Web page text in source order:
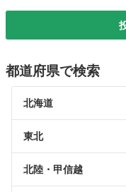
都道府県で検索
北海道
東北
北陸・甲信越